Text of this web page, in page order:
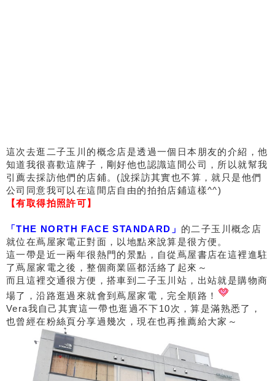
這次去逛二子玉川的概念店是透過一個日本朋友的介紹，他
知道我很喜歡這牌子，剛好他也認識這間公司，所以就幫我
引薦去採訪他們的店鋪。(說採訪其實也不算，就只是他們
公司同意我可以在這間店自由的拍拍店鋪這樣^^)
【有取得拍照許可】
「THE NORTH FACE STANDARD」 的二子玉川概念店
就位在蔦屋家電正對面，以地點來說算是很方便。
這一帶是近一兩年很熱門的景點，自從蔦屋書店在這裡進駐
了蔦屋家電之後，整個商業區都活絡了起來～
而且這裡交通很方便，搭車到二子玉川站，出站就是購物商
場了，沿路逛過來就會到蔦屋家電，完全順路！
Vera我自己其實這一帶也逛過不下10次，算是滿熟悉了，
也曾經在粉絲頁分享過幾次，現在也再推薦給大家～